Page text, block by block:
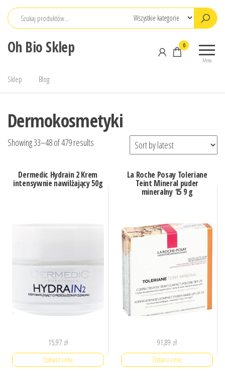
Przejdź
Oh Bio Sklep
Menu
0
Sklep Blog
Dermokosmetyki
Showing 33–48 of 479 results
Dermedic Hydrain 2 Krem
intensywnie nawilżający 50g
15,97 zł
Zobacz cenę
La Roche Posay Toleriane
Teint Mineral puder
mineralny 15 9 g
91,89 zł
Zobacz cenę